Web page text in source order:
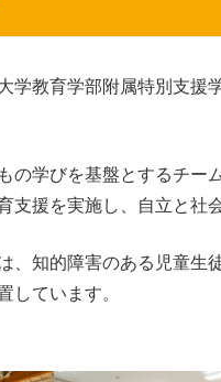
学教育学部附属特別支援
の学びを基盤とするチー
支援を実施し、自立と社
、知的障害のある児童生
しています。